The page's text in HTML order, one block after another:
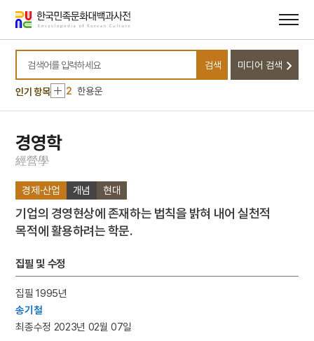
바로가기
바로가기
검색어를 입력하세요
검색 미디어 검색
인기 항목
10 이암
1 하양향교
2 한용운
3 김규식
금성대군
8 세종
9 싸리나무
1 하양향교
2
3 김규식
경영학
經營學
경제·산업 개념 현대
기업의 경영현상에 존재하는 법칙을 밝혀 내어 실천적
목적에 활용하려는 학문.
집필 및 수정
집필 1995년
송기철
최종수정 2023년 02월 07일